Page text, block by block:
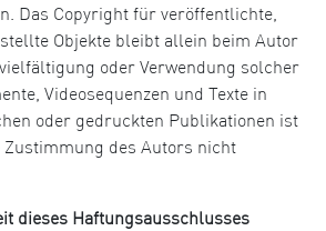
Das Copyright für veröffentlichte,
Objekte bleibt allein beim Autor
oder Verwendung solcher
Videosequenzen und Texte in
oder gedruckten Publikationen ist
des Autors nicht
dieses Haftungsausschlusses